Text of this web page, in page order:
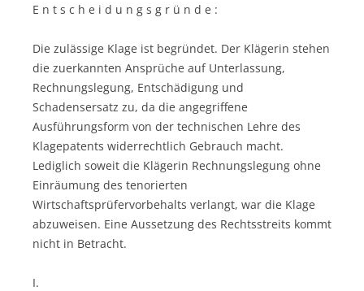
E n t s c h e i d u n g s g r ü n d e :
Die zulässige Klage ist begründet. Der Klägerin stehen
die zuerkannten Ansprüche auf Unterlassung,
Rechnungslegung, Entschädigung und
Schadensersatz zu, da die angegriffene
Ausführungsform von der technischen Lehre des
Klagepatents widerrechtlich Gebrauch macht.
Lediglich soweit die Klägerin Rechnungslegung ohne
Einräumung des tenorierten
Wirtschaftsprüfervorbehalts verlangt, war die Klage
abzuweisen. Eine Aussetzung des Rechtsstreits kommt
nicht in Betracht.
I.